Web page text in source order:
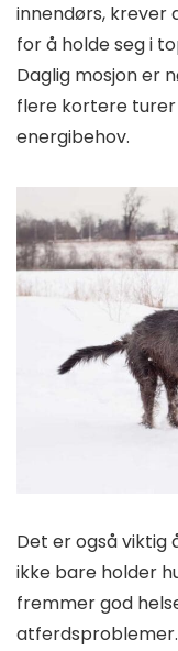
innendørs, krever
for å holde seg i
Daglig mosjon er
flere kortere turer
energibehov.
Det er også viktig
ikke bare holder
fremmer god
atferdsproblemer.